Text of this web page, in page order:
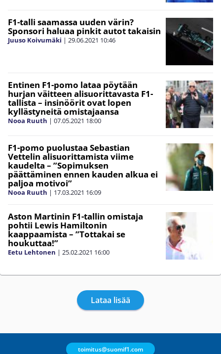
F1-talli saamassa uuden värin?
Sponsori haluaa pinkit autot takaisin
Juuso Koivumäki | 29.06.2021 10:46
Entinen F1-pomo lataa pöytään
hurjan väitteen alisuorittavasta F1-
tallista – insinöörit ovat lopen
kyllästyneitä omistajaansa
Nooa Ruuth | 07.05.2021 18:00
F1-pomo puolustaa Sebastian
Vettelin alisuorittamista viime
kaudelta – ”Sopimuksen
päättäminen ennen kauden alkua ei
paljoa motivoi”
Nooa Ruuth | 17.03.2021 16:09
Aston Martinin F1-tallin omistaja
pohtii Lewis Hamiltonin
kaappaamista – ”Tottakai se
houkuttaa!”
Eetu Lehtonen | 25.02.2021 16:00
Lataa lisää
toimitus@suomif1.com